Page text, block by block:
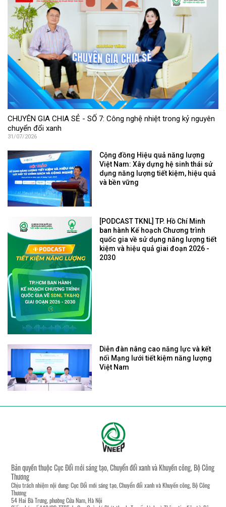
CHUYÊN GIA CHIA SẺ - SỐ 7: Công nghệ nhiệt trong kỷ nguyên
chuyển đổi xanh
31/07/2026
Cộng đồng Hiệu quả năng lượng
Việt Nam: Xây dựng hệ sinh thái sử
dụng năng lượng tiết kiệm, hiệu quả
và bền vững
[PODCAST TKNL] TP. Hồ Chí Minh
ban hành Kế hoạch Chương trình
quốc gia về sử dụng năng lượng tiết
kiệm và hiệu quả giai đoạn 2026 -
2030
Diễn đàn nâng cao năng lực và kết
nối Mạng lưới tiết kiệm năng lượng
Việt Nam
Bản quyền thuộc Cục Đổi mới sáng tạo, Chuyển đổi xanh và Khuyến công, Bộ Công
Thương
Chịu trách nhiệm nội dung: Cục Đổi mới sáng tạo, Chuyển đổi xanh và Khuyến công, Bộ Công
Thương
54 Hai Bà Trưng, phường Cửa Nam, Hà Nội